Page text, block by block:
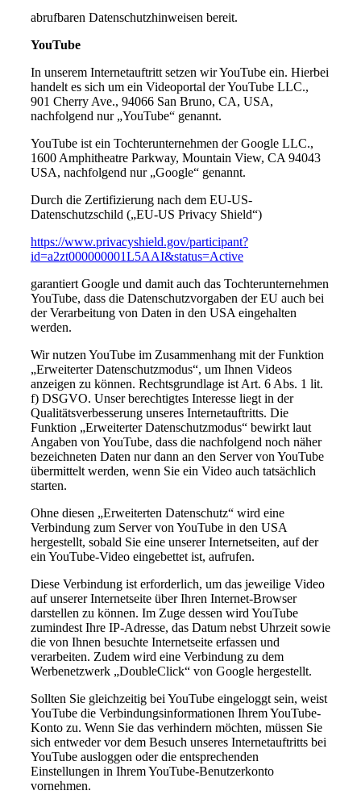
abrufbaren Datenschutzhinweisen bereit.
YouTube
In unserem Internetauftritt setzen wir YouTube ein. Hierbei
handelt es sich um ein Videoportal der YouTube LLC.,
901 Cherry Ave., 94066 San Bruno, CA, USA,
nachfolgend nur „YouTube“ genannt.
YouTube ist ein Tochterunternehmen der Google LLC.,
1600 Amphitheatre Parkway, Mountain View, CA 94043
USA, nachfolgend nur „Google“ genannt.
Durch die Zertifizierung nach dem EU-US-
Datenschutzschild („EU-US Privacy Shield“)
https://www.privacyshield.gov/participant?
id=a2zt000000001L5AAI&status=Active
garantiert Google und damit auch das Tochterunternehmen
YouTube, dass die Datenschutzvorgaben der EU auch bei
der Verarbeitung von Daten in den USA eingehalten
werden.
Wir nutzen YouTube im Zusammenhang mit der Funktion
„Erweiterter Datenschutzmodus“, um Ihnen Videos
anzeigen zu können. Rechtsgrundlage ist Art. 6 Abs. 1 lit.
f) DSGVO. Unser berechtigtes Interesse liegt in der
Qualitätsverbesserung unseres Internetauftritts. Die
Funktion „Erweiterter Datenschutzmodus“ bewirkt laut
Angaben von YouTube, dass die nachfolgend noch näher
bezeichneten Daten nur dann an den Server von YouTube
übermittelt werden, wenn Sie ein Video auch tatsächlich
starten.
Ohne diesen „Erweiterten Datenschutz“ wird eine
Verbindung zum Server von YouTube in den USA
hergestellt, sobald Sie eine unserer Internetseiten, auf der
ein YouTube-Video eingebettet ist, aufrufen.
Diese Verbindung ist erforderlich, um das jeweilige Video
auf unserer Internetseite über Ihren Internet-Browser
darstellen zu können. Im Zuge dessen wird YouTube
zumindest Ihre IP-Adresse, das Datum nebst Uhrzeit sowie
die von Ihnen besuchte Internetseite erfassen und
verarbeiten. Zudem wird eine Verbindung zu dem
Werbenetzwerk „DoubleClick“ von Google hergestellt.
Sollten Sie gleichzeitig bei YouTube eingeloggt sein, weist
YouTube die Verbindungsinformationen Ihrem YouTube-
Konto zu. Wenn Sie das verhindern möchten, müssen Sie
sich entweder vor dem Besuch unseres Internetauftritts bei
YouTube ausloggen oder die entsprechenden
Einstellungen in Ihrem YouTube-Benutzerkonto
vornehmen.